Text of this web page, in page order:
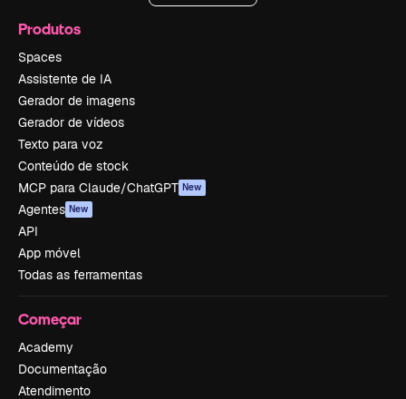
Produtos
Spaces
Assistente de IA
Gerador de imagens
Gerador de vídeos
Texto para voz
Conteúdo de stock
MCP para Claude/ChatGPT New
Agentes New
API
App móvel
Todas as ferramentas
Começar
Academy
Documentação
Atendimento